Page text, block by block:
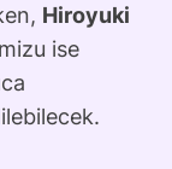
Hiroyuki
ise